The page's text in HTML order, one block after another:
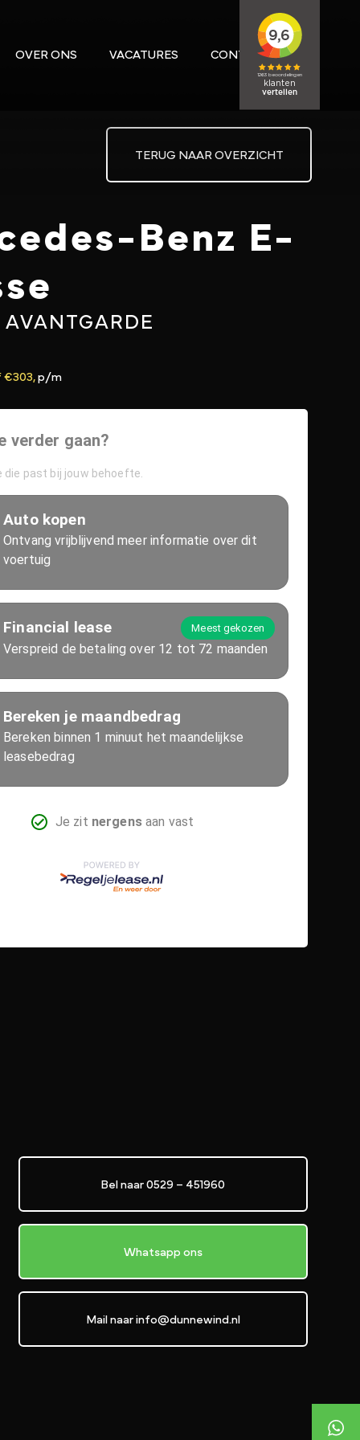
OVER ONS VACATURES CONTACT
TERUG NAAR OVERZICHT
Benz E-
€303,p/m
Bel naar 0529 – 451960
Whatsapp ons
Mail naar info@dunnewind.nl